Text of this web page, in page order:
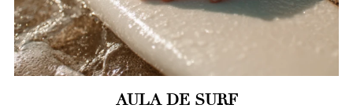
AULA DE SURF